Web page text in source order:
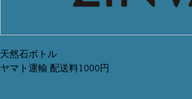
天然石ボトル
ヤマト運輸 配送料1000円